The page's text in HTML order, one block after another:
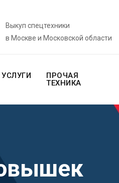
Выкуп спецтехники
в Москве и Московской области
УСЛУГИ
ПРОЧАЯ
ТЕХНИКА